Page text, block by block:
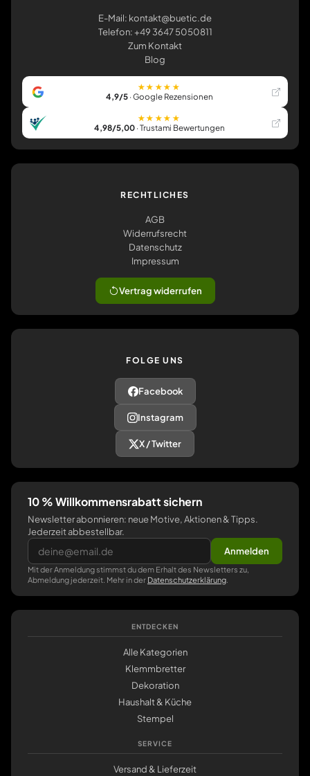
E-Mail: kontakt@buetic.de
Telefon: +49 3647 5050811
Zum Kontakt
Blog
★★★★★
4,9/5· Google Rezensionen
★★★★★
4,98/5,00· Trustami Bewertungen
RECHTLICHES
AGB
Widerrufsrecht
Datenschutz
Impressum
Vertrag widerrufen
FOLGE UNS
Facebook
Instagram
X / Twitter
10 % Willkommensrabatt sichern
Newsletter abonnieren: neue Motive, Aktionen & Tipps.
Jederzeit abbestellbar.
Anmelden
Mit der Anmeldung stimmst du dem Erhalt des Newsletters zu,
Abmeldung jederzeit. Mehr in der Datenschutzerklärung
ENTDECKEN
Alle Kategorien
Klemmbretter
Dekoration
Haushalt & Küche
Stempel
SERVICE
Versand & Lieferzeit